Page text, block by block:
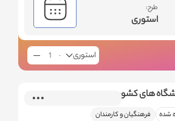
طرح:
استوری
استوری
های کشور
فرهنگیان و کارمندان